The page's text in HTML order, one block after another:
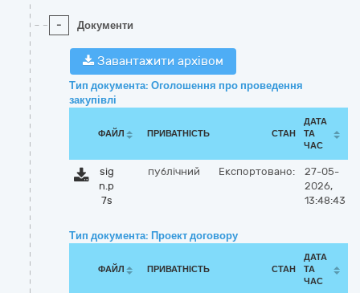
- Документи
Завантажити архівом
Тип документа: Оголошення про проведення
закупівлі
ФАЙЛ ПРИВАТНІСТЬ СТАН
ДАТА
ТА
ЧАС
sig
n.p
7s
публічний Експортовано:
27-05-
2026,
13:48:43
Тип документа: Проект договору
ФАЙЛ ПРИВАТНІСТЬ СТАН
ДАТА
ТА
ЧАС